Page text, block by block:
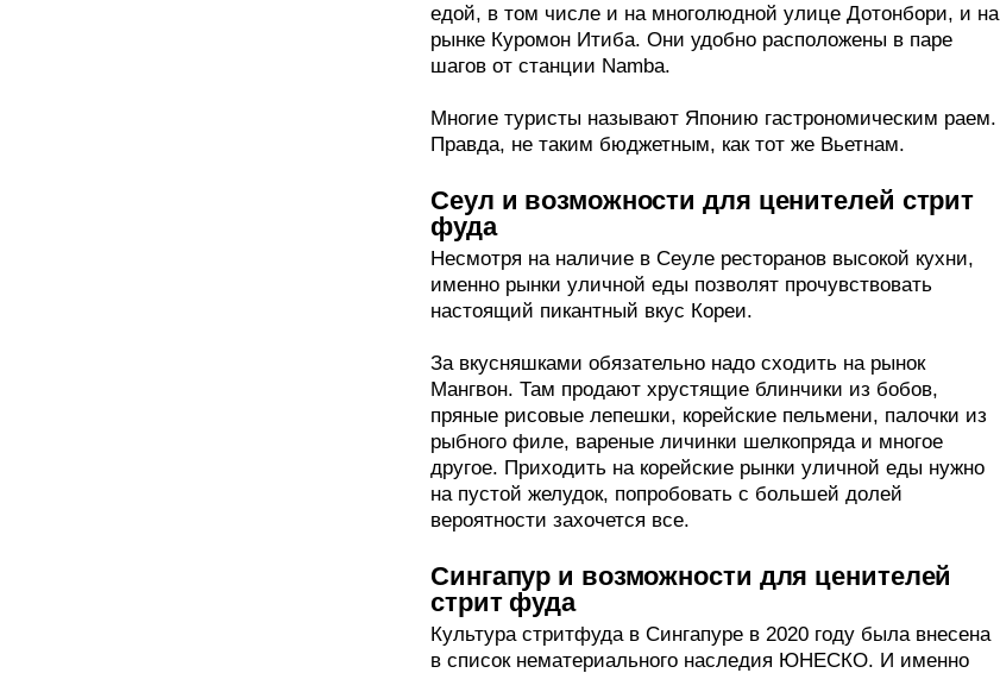
едой, в том числе и на многолюдной улице Дотонбори, и на
рынке Куромон Итиба. Они удобно расположены в паре
шагов от станции Namba.
Многие туристы называют Японию гастрономическим раем.
Правда, не таким бюджетным, как тот же Вьетнам.
Сеул и возможности для ценителей стрит
фуда
Несмотря на наличие в Сеуле ресторанов высокой кухни,
именно рынки уличной еды позволят прочувствовать
настоящий пикантный вкус Кореи.
За вкусняшками обязательно надо сходить на рынок
Мангвон. Там продают хрустящие блинчики из бобов,
пряные рисовые лепешки, корейские пельмени, палочки из
рыбного филе, вареные личинки шелкопряда и многое
другое. Приходить на корейские рынки уличной еды нужно
на пустой желудок, попробовать с большей долей
вероятности захочется все.
Сингапур и возможности для ценителей
стрит фуда
Культура стритфуда в Сингапуре в 2020 году была внесена
в список нематериального наследия ЮНЕСКО. И именно